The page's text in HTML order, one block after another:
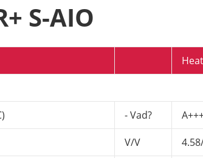
S-AIO
- Vad?
V/V